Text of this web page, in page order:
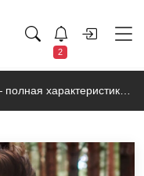
2
знака зодиака⁣